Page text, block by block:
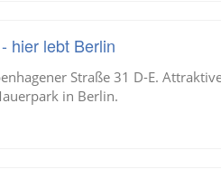
hier lebt Berlin
Straße 31 D-E.
in Berlin.